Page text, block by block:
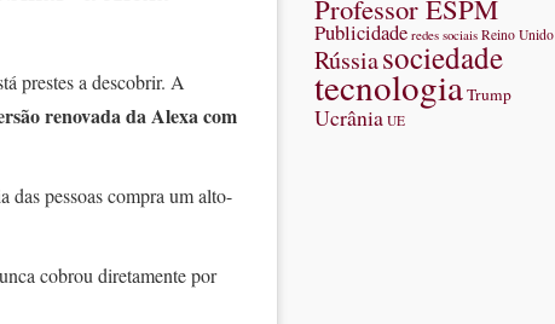
prestes a descobrir. A
renovada da Alexa com
das pessoas compra um alto-
cobrou diretamente por
Professor ESPM
Publicidade redes sociais Reino Unido
Rússiasociedade
tecnologiaTrump
Ucrânia UE